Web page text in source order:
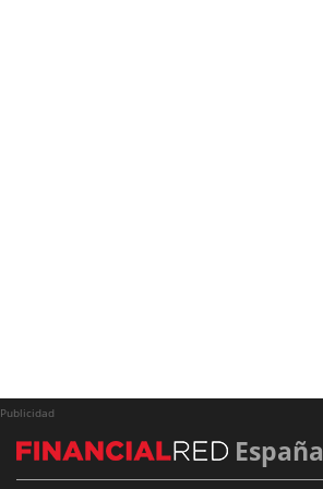
Publicidad
España